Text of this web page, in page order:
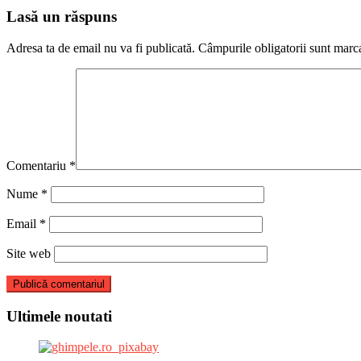
articole
Lasă un răspuns
Adresa ta de email nu va fi publicată. Câmpurile obligatorii sunt
Comentariu *
Nume *
Email *
Site web
Ultimele noutati